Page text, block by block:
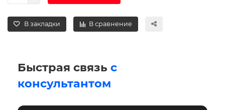
В закладки В сравнение
Быстрая связь с
консультантом